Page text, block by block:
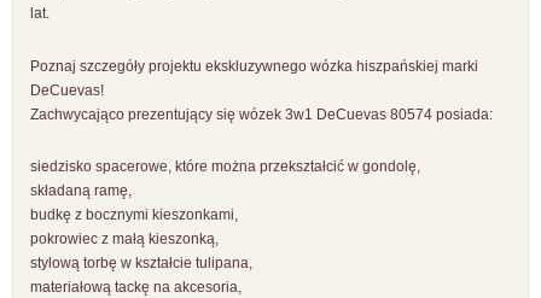
lat.
Poznaj szczegóły projektu ekskluzywnego wózka hiszpańskiej marki
DeCuevas!
Zachwycająco prezentujący się wózek 3w1 DeCuevas 80574 posiada:
siedzisko spacerowe, które można przekształcić w gondolę,
składaną ramę,
budkę z bocznymi kieszonkami,
pokrowiec z małą kieszonką,
stylową torbę w kształcie tulipana,
materiałową tackę na akcesoria,